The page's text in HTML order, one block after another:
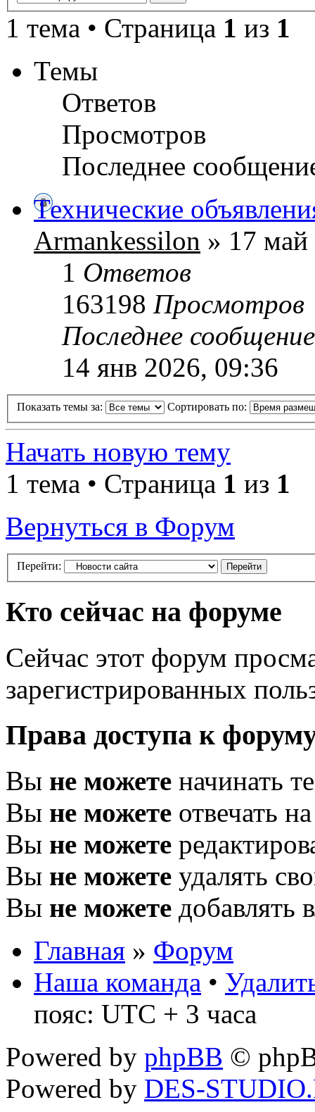
1 тема • Страница 1 из 1
Темы
Ответов
Просмотров
Последнее
Технические
Armankessilon » 17
1 Ответов
163198 Просмотров
Последнее
14 янв 2026, 09:36
Показать темы за: Сортировать по:
Начать новую тему
1 тема • Страница 1 из 1
Вернуться в Форум
Перейти:
Кто сейчас на форуме
Сейчас этот форум
зарегистрированных
Права доступа к
Вы не можете начинать
Вы не можете отвечать
Вы не можете
Вы не можете удалять
Вы не можете добавлять
Главная » Форум
Наша команда •
пояс: UTC + 3 часа
Powered by phpBB ©
Powered by DES-